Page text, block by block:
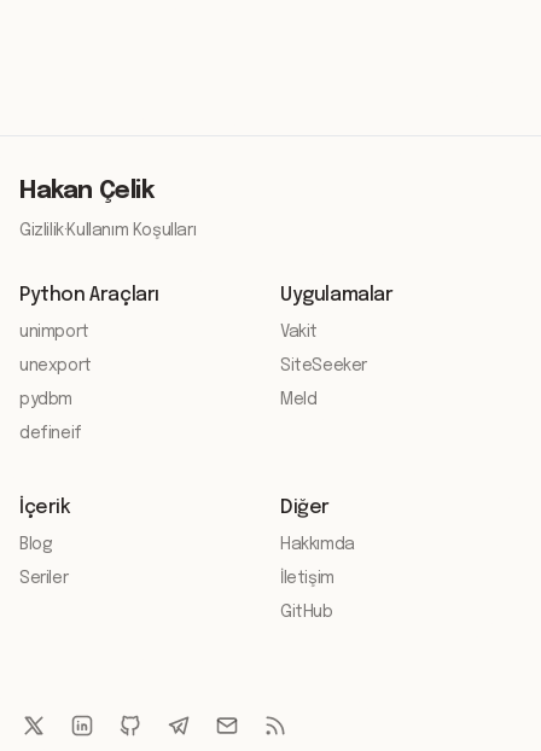
Hakan Çelik
Gizlilik·Kullanım Koşulları
Python Araçları
unimport
unexport
pydbm
defineif
Uygulamalar
Vakit
SiteSeeker
Meld
İçerik
Blog
Seriler
Diğer
Hakkımda
İletişim
GitHub